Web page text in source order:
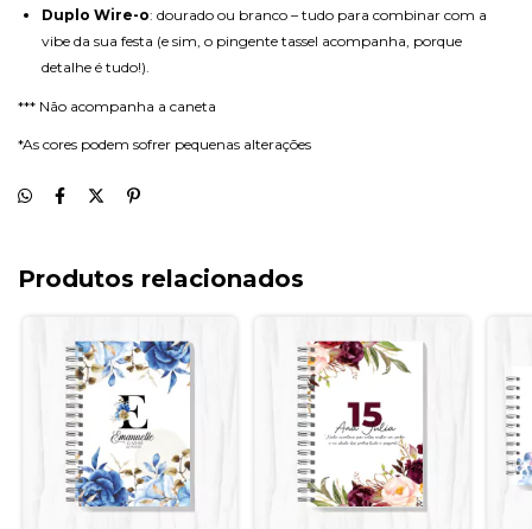
Duplo Wire-o: dourado ou branco – tudo para combinar com a
vibe da sua festa (e sim, o pingente tassel acompanha, porque
detalhe é tudo!).
*** Não acompanha a caneta
*As cores podem sofrer pequenas alterações
Produtos relacionados